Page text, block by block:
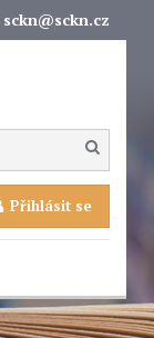
sckn@sckn.cz
Přihlásit se